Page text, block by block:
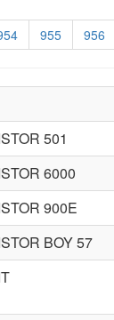
955 956
501
6000
900E
BOY 57